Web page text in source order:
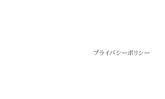
プライバシーポリシー